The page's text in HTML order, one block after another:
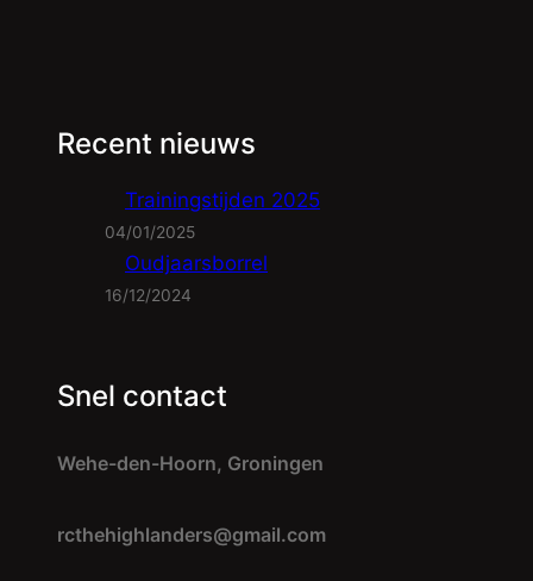
Recent nieuws
Trainingstijden 2025
04/01/2025
Oudjaarsborrel
16/12/2024
Snel contact
Wehe-den-Hoorn, Groningen
rcthehighlanders@gmail.com